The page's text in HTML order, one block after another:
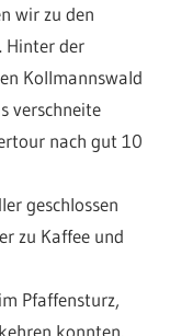
wir zu den
Hinter der
Kollmannswald
verschneite
nach gut 10
geschlossen
zu Kaffee und
Pfaffensturz,
konnten.